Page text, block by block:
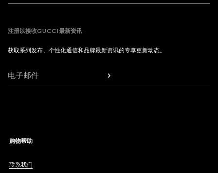
注册以接收GUCCI最新资讯
获取系列发布、个性化通信和品牌最新资讯的专享更新动态。
电子邮件
购物帮助
联系我们